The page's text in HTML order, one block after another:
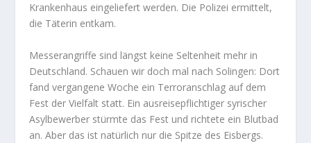
Krankenhaus eingeliefert werden. Die Polizei ermittelt,
die Täterin entkam.
Messerangriffe sind längst keine Seltenheit mehr in
Deutschland. Schauen wir doch mal nach Solingen: Dort
fand vergangene Woche ein Terroranschlag auf dem
Fest der Vielfalt statt. Ein ausreisepflichtiger syrischer
Asylbewerber stürmte das Fest und richtete ein Blutbad
an. Aber das ist natürlich nur die Spitze des Eisbergs.